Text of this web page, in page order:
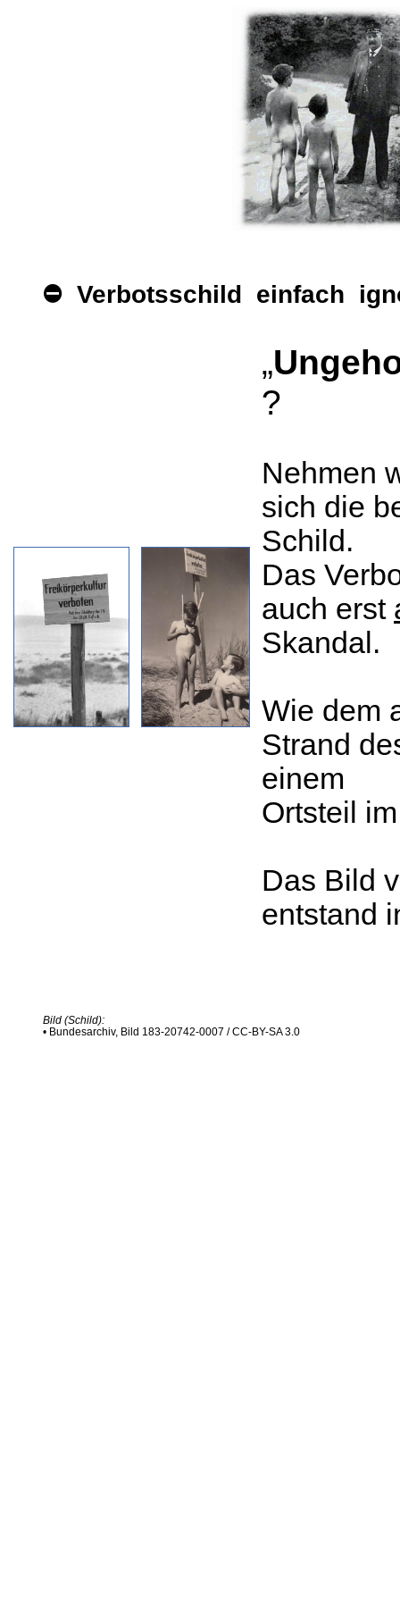
⛔ Verbotsschild einfach
„
?
Nehmen
sich die
Schild.
Das
auch erst
Skandal.
Wie dem
Strand
einem
Ortsteil
Das Bild
entstand
Bild (Schild):
• Bundesarchiv, Bild 183-20742-0007 / CC-BY-SA 3.0